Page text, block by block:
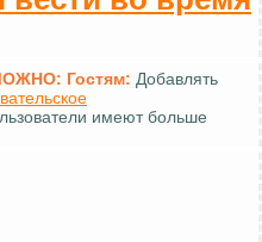
Гостям: Добавлять
имеют больше